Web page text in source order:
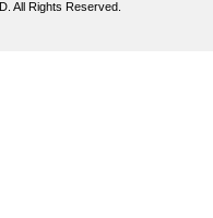
All Rights Reserved.